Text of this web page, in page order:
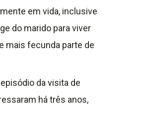
em vida, inclusive
do marido para viver
mais fecunda parte de
da visita de
há três anos,